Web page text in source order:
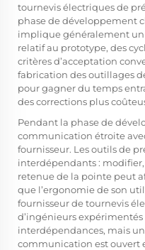
tournevis électriques de
phase de développement
implique généralement un
relatif au prototype, des
critères d’acceptation
fabrication des outillages
pour gagner du temps
des corrections plus
Pendant la phase de
communication étroite
fournisseur. Les outils de
interdépendants :
retenue de la pointe peut
que l’ergonomie de son
fournisseur de tournevis
d’ingénieurs
interdépendances, mais
communication est ouvert